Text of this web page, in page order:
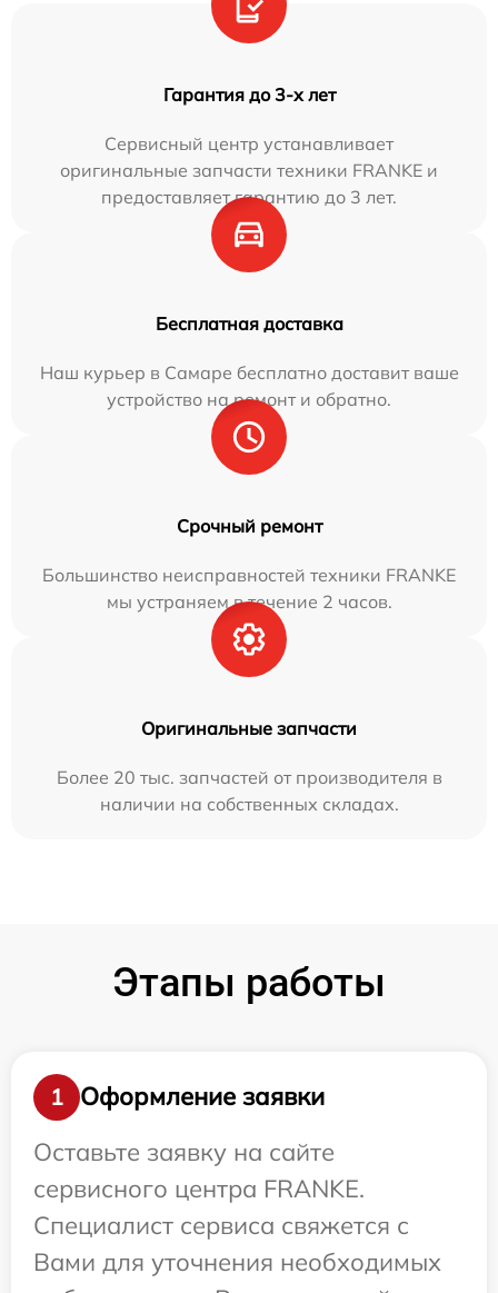
Гарантия до 3-х лет
Сервисный центр устанавливает
оригинальные запчасти техники FRANKE и
предоставляет гарантию до 3 лет.
Бесплатная доставка
Наш курьер в Самаре бесплатно доставит ваше
устройство на ремонт и обратно.
Срочный ремонт
Большинство неисправностей техники FRANKE
мы устраняем в течение 2 часов.
Оригинальные запчасти
Более 20 тыс. запчастей от производителя в
наличии на собственных складах.
Этапы работы
1
Оформление заявки
Оставьте заявку на сайте
сервисного центра FRANKE.
Специалист сервиса свяжется с
Вами для уточнения необходимых